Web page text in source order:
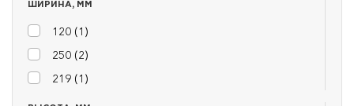
ШИРИНА, ММ
120 (1 )
250 (2)
219 (1 )